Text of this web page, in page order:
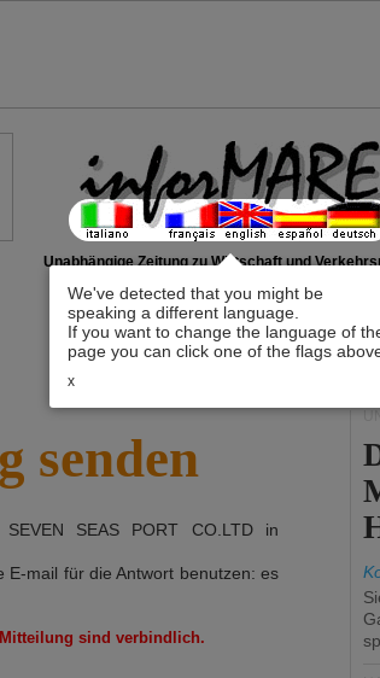
We've detected that you might be
speaking a different language.
If you want to change the language of
page you can click one of the flags
x
Unabhängige Zeitung zu Wirtschaft und
senden
SEVEN SEAS PORT CO.LTDin
mail für die Antwort benutzen: es
sind verbindlich.